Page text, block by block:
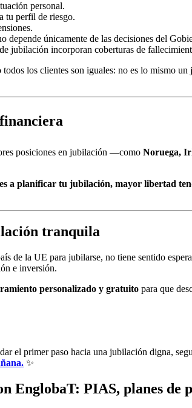
personal.
tu perfil de riesgo.
depende únicamente de las decisiones del
jubilación incorporan coberturas de
los clientes son iguales: no es lo mismo
posiciones en jubilación —como Noruega,
a planificar tu jubilación, mayor libertad
tranquila
de la UE para jubilarse, no tiene sentido
e inversión.
personalizado y gratuito para que
el primer paso hacia una jubilación digna,
✨
PIAS, planes de